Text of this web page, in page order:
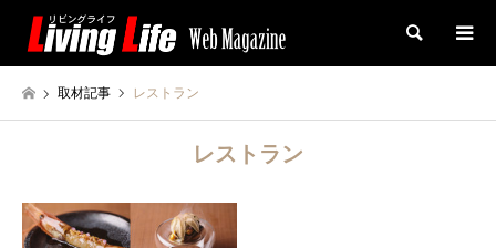
検索
取材記事 レストラン
レストラン